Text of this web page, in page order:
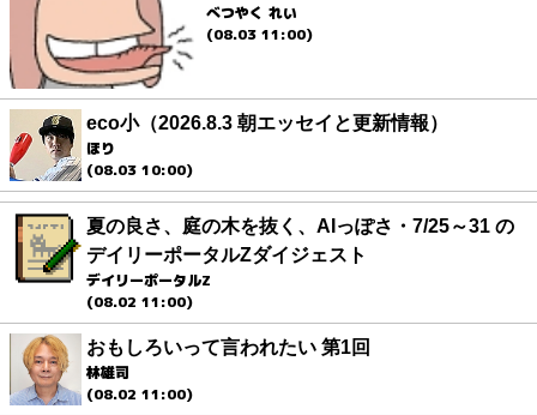
べつやく れい
(08.03 11:00)
eco小（2026.8.3 朝エッセイと更新情報）
ほり
(08.03 10:00)
夏の良さ、庭の木を抜く、AIっぽさ・7/25～31 の
デイリーポータルZダイジェスト
デイリーポータルZ
(08.02 11:00)
おもしろいって言われたい 第1回
林雄司
(08.02 11:00)